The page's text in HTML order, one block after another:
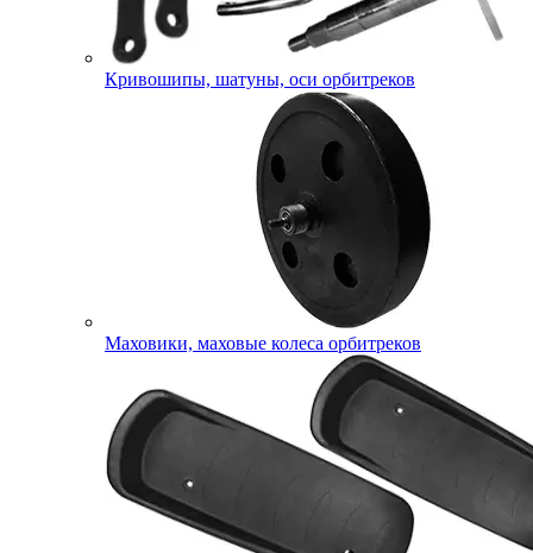
Кривошипы, шатуны, оси орбитреков
Маховики, маховые колеса орбитреков